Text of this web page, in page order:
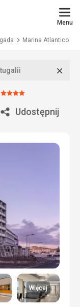
Menu
Marina Atlantico
Ocena:
4/5Udostępnij
Więcej